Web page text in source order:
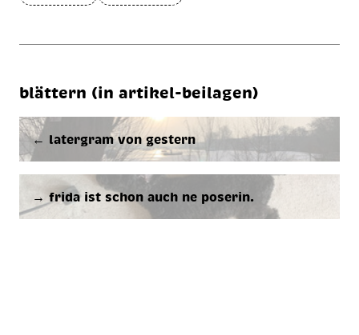
blättern (in artikel-beilagen)
← la­ter­gram von ges­tern
→ fri­da ist schon auch ne po­se­rin.